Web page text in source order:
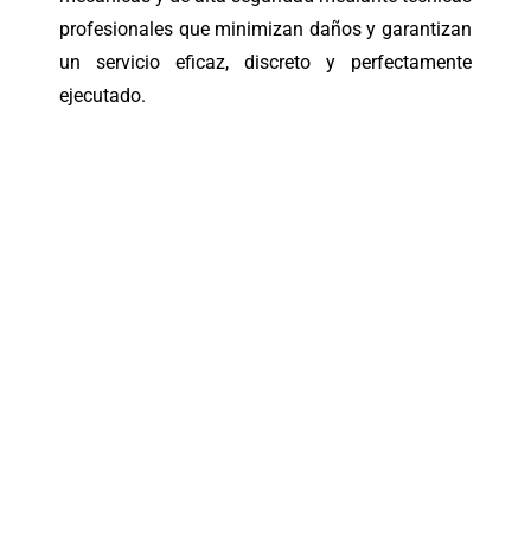
profesionales que minimizan daños y garantizan
un servicio eficaz, discreto y perfectamente
ejecutado.